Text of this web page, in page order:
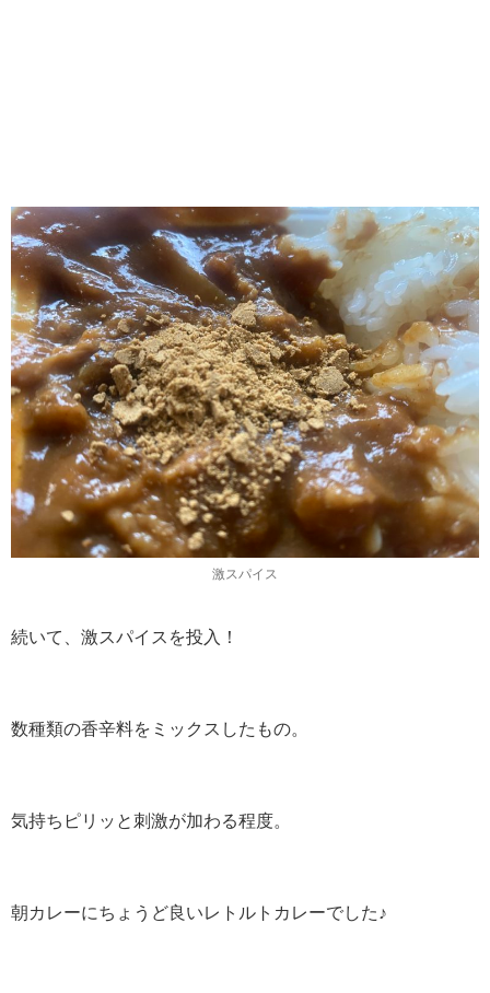
激スパイス
続いて、激スパイスを投入！
数種類の香辛料をミックスしたもの。
気持ちピリッと刺激が加わる程度。
朝カレーにちょうど良いレトルトカレーでした♪